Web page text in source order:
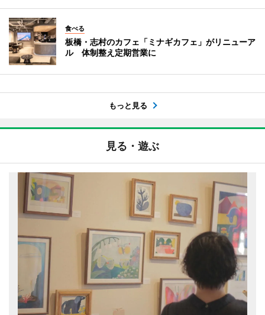
食べる
板橋・志村のカフェ「ミナギカフェ」がリニューア
ル 体制整え定期営業に
もっと見る
見る・遊ぶ